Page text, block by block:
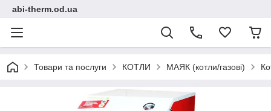
abi-therm.od.ua
Товари та послуги КОТЛИ МАЯК (котли/газові)